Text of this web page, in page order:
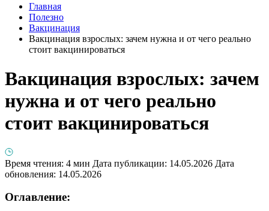
Главная
Полезно
Вакцинация
Вакцинация взрослых: зачем нужна и от чего реально
стоит вакцинироваться
Вакцинация взрослых: зачем
нужна и от чего реально
стоит вакцинироваться
Время чтения: 4 мин Дата публикации: 14.05.2026 Дата
обновления: 14.05.2026
Оглавление: